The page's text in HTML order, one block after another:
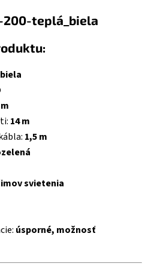
200-teplá_biela
14 m
1,5 m
svietenia
úsporné, možnosť